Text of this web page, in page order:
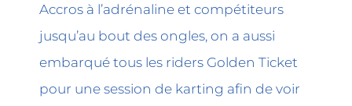
Accros à l’adrénaline et compétiteurs
jusqu’au bout des ongles, on a aussi
embarqué tous les riders Golden Ticket
pour une session de karting afin de voir